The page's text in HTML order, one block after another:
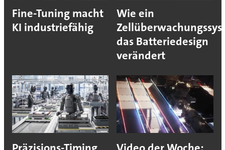
Fine-Tuning macht
KI industriefähig
Wie ein
das Batteriedesign
verändert